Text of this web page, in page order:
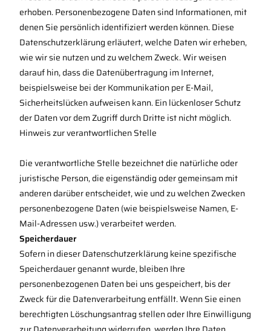
erhoben. Personenbezogene Daten sind Informationen, mit
denen Sie persönlich identifiziert werden können. Diese
Datenschutzerklärung erläutert, welche Daten wir erheben,
wie wir sie nutzen und zu welchem Zweck. Wir weisen
darauf hin, dass die Datenübertragung im Internet,
beispielsweise bei der Kommunikation per E-Mail,
Sicherheitslücken aufweisen kann. Ein lückenloser Schutz
der Daten vor dem Zugriff durch Dritte ist nicht möglich.
Hinweis zur verantwortlichen Stelle
Die verantwortliche Stelle bezeichnet die natürliche oder
juristische Person, die eigenständig oder gemeinsam mit
anderen darüber entscheidet, wie und zu welchen Zwecken
personenbezogene Daten (wie beispielsweise Namen, E-
Mail-Adressen usw.) verarbeitet werden.
Speicherdauer
Sofern in dieser Datenschutzerklärung keine spezifische
Speicherdauer genannt wurde, bleiben Ihre
personenbezogenen Daten bei uns gespeichert, bis der
Zweck für die Datenverarbeitung entfällt. Wenn Sie einen
berechtigten Löschungsantrag stellen oder Ihre Einwilligung